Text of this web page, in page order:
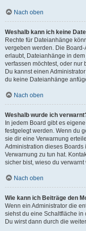
Nach oben
Weshalb kann ich keine
Rechte für Dateianhänge
vergeben werden. Die
erlaubt, Dateianhänge in
verfassen möchtest, oder nur
Du kannst einen
du keine Dateianhänge
Nach oben
Weshalb wurde ich
In jedem Board gibt es
festgelegt werden. Wenn du
sie dir eine Verwarnung
Administration dieses Boards
Verwarnung zu tun hat.
sicher bist, wieso du verwarnt
Nach oben
Wie kann ich Beiträge den
Wenn ein Administrator die
siehst du eine Schaltfläche
Du wirst dann durch die